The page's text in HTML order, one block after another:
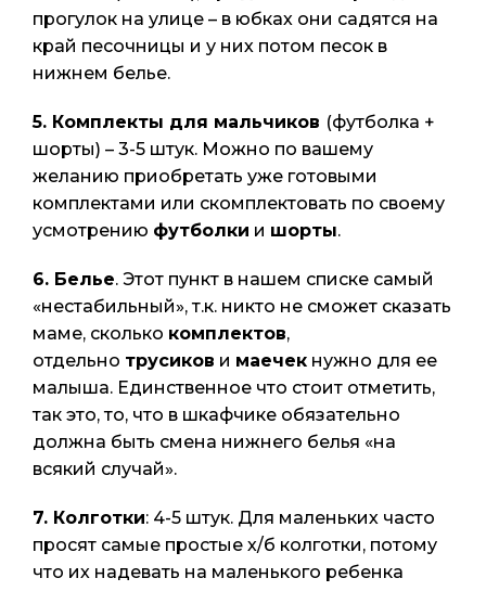
прогулок на улице – в юбках они садятся на
край песочницы и у них потом песок в
нижнем белье.
5. Комплекты для мальчиков (футболка +
шорты) – 3-5 штук. Можно по вашему
желанию приобретать уже готовыми
комплектами или скомплектовать по своему
усмотрению футболки и шорты.
6. Белье. Этот пункт в нашем списке самый
«нестабильный», т.к. никто не сможет сказать
маме, сколько комплектов,
отдельно трусиков и маечек нужно для ее
малыша. Единственное что стоит отметить,
так это, то, что в шкафчике обязательно
должна быть смена нижнего белья «на
всякий случай».
7. Колготки: 4-5 штук. Для маленьких часто
просят самые простые х/б колготки, потому
что их надевать на маленького ребенка